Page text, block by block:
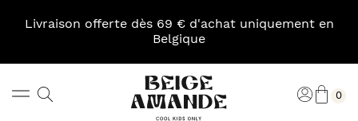
Livraison offerte dès 69 € d'achat uniquement en
Belgique
Rechercher 0